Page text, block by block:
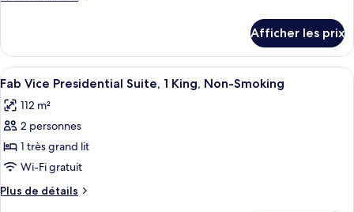
Chambre
Afficher les prix
Afficher
toutes
les
photos
pour
ce
type
de
Un salon spacieux doté d’une
5
Fab Vice Presidential Suite, 1 King, Non-Smoking
112 m²
2 personnes
1 très grand lit
Wi-Fi gratuit
Plus de détails
Plus